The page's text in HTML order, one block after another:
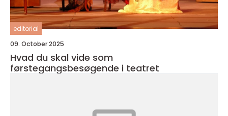
editorial
09. October 2025
Hvad du skal vide som
førstegangsbesøgende i teatret